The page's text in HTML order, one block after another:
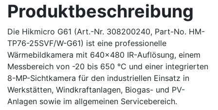
Produktbeschreibung
Die Hikmicro G61 (Art.-Nr. 308200240, Part-No. HM-
TP76-25SVF/W-G61) ist eine professionelle
Wärmebildkamera mit 640×480 IR-Auflösung, einem
Messbereich von -20 bis 650 °C und einer integrierten
8-MP-Sichtkamera für den industriellen Einsatz in
Werkstätten, Windkraftanlagen, Biogas- und PV-
Anlagen sowie im allgemeinen Servicebereich.